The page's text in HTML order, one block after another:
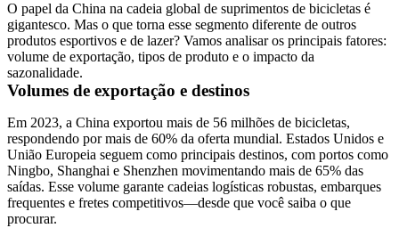
O papel da China na cadeia global de suprimentos de bicicletas é
gigantesco. Mas o que torna esse segmento diferente de outros
produtos esportivos e de lazer? Vamos analisar os principais fatores:
volume de exportação, tipos de produto e o impacto da
sazonalidade.
Volumes de exportação e destinos
Em 2023, a China exportou mais de 56 milhões de bicicletas,
respondendo por mais de 60% da oferta mundial. Estados Unidos e
União Europeia seguem como principais destinos, com portos como
Ningbo, Shanghai e Shenzhen movimentando mais de 65% das
saídas. Esse volume garante cadeias logísticas robustas, embarques
frequentes e fretes competitivos—desde que você saiba o que
procurar.